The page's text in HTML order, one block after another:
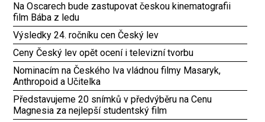
Na Oscarech bude zastupovat českou kinematografii
film Bába z ledu
Výsledky 24. ročníku cen Český lev
Ceny Český lev opět ocení i televizní tvorbu
Nominacím na Českého lva vládnou filmy Masaryk,
Anthropoid a Učitelka
Představujeme 20 snímků v předvýběru na Cenu
Magnesia za nejlepší studentský film